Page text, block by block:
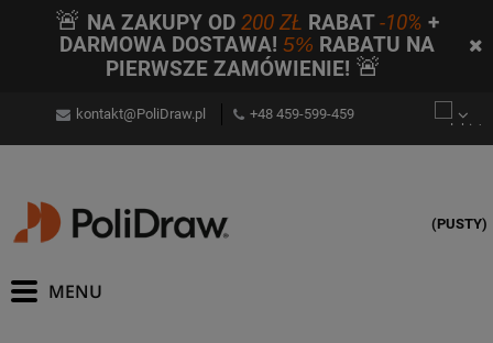
🚨 NA ZAKUPY OD200 ZŁ RABAT-10% +
DARMOWA DOSTAWA! 5% RABATU NA
PIERWSZE ZAMÓWIENIE! 🚨
kontakt@PoliDraw.pl +48 459-599-459
(PUSTY)